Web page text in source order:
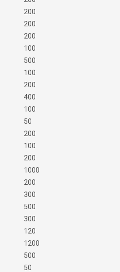
200
200
200
100
500
100
200
400
100
50
200
100
200
1000
200
300
500
300
120
1200
500
50